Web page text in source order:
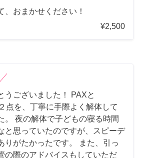
、おまかせください！
¥2,500
うございました！ PAXと
点を、丁寧に手際よく解体して
。 夜の解体で子どもの寝る時間
と思っていたのですが、スピーデ
りがたかったです。 また、引っ
の際のアドバイスもしていただ